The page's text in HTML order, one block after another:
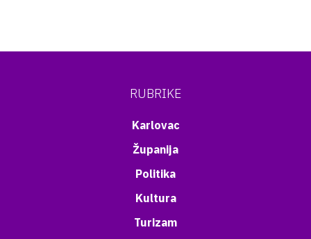
RUBRIKE
Karlovac
Županija
Politika
Kultura
Turizam